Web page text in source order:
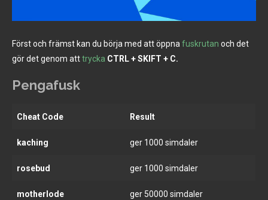
Först och främst kan du börja med att öppna fuskrutan och det
gör det genom atttrycka CTRL + SKIFT + C.
Pengafusk
Cheat Code Result
kaching ger 1000 simdaler
rosebud ger 1000 simdaler
motherlode ger 50000 simdaler